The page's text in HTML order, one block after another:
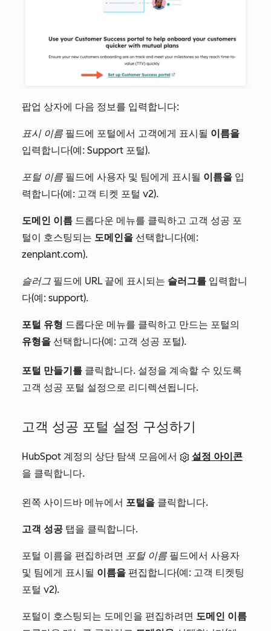
팝업 상자에 다음 정보를 입력합니다:
표시 이름 필드에 포털에서 고객에게 표시될 이름을
입력합니다(예: Support 포털).
포털 이름 필드에 사용자 및 팀에게 표시될 이름을 입
력합니다(예: 고객 티켓 포털 v2).
도메인 이름 드롭다운 메뉴를 클릭하고 고객 성공 포
털이 호스팅되는 도메인을 선택합니다(예:
zenplant.com).
슬러그 필드에 URL 끝에 표시되는 슬러그를 입력합니
다(예: support).
포털 유형 드롭다운 메뉴를 클릭하고 만드는 포털의
유형을 선택합니다(예: 고객 성공 포털).
포털 만들기를 클릭합니다. 설정을 계속할 수 있도록
고객 성공 포털 설정으로 리디렉션됩니다.
고객 성공 포털 설정 구성하기
HubSpot 계정의 상단 탐색 모음에서
설정 아이콘
을 클릭합니다.
왼쪽 사이드바 메뉴에서 포털을 클릭합니다.
고객 성공 탭을 클릭합니다.
포털 이름을 편집하려면 포털 이름 필드에서 사용자
및 팀에게 표시될 이름을 편집합니다(예: 고객 티켓팅
포털 v2).
포털이 호스팅되는 도메인을 편집하려면 도메인 이름